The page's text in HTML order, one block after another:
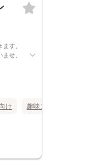
す。
せ。
異な
バー
タッ
け 趣味コン